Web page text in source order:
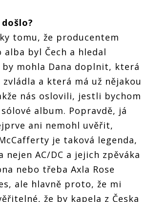
tomu, že producentem
alba byl Čech a hledal
mohla Dana doplnit, která
a která má už nějakou
nás oslovili, jestli bychom
album. Popravdě, já
ani nemohl uvěřit,
je taková legenda,
AC/DC a jejich zpěváka
nebo třeba Axla Rose
ale hlavně proto, že mi
že by kapela z Česka